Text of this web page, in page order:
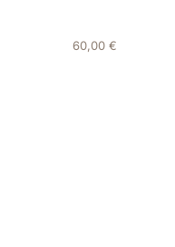
60,00 €